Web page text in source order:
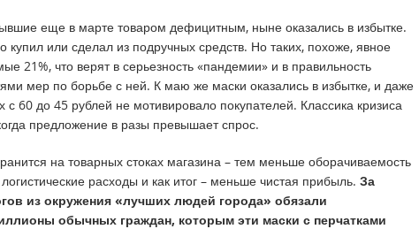
еще в марте товаром дефицитным, ныне оказались в избытке.
купил или сделал из подручных средств. Но таких, похоже, явное
21%, что верят в серьезность «пандемии» и в правильность
мер по борьбе с ней. К маю же маски оказались в избытке, и даже
60 до 45 рублей не мотивировало покупателей. Классика кризиса
предложение в разы превышает спрос.
на товарных стоках магазина – тем меньше оборачиваемость
расходы и как итог – меньше чистая прибыль. За
из окружения «лучших людей города» обязали
обычных граждан, которым эти маски с перчатками